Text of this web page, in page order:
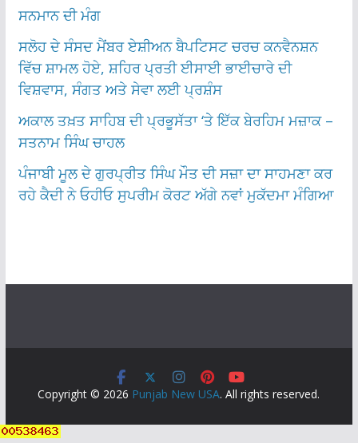
ਸਨਮਾਨ ਦੀ ਮੰਗ
ਸਲੋਹ ਦੇ ਸੰਸਦ ਮੈਂਬਰ ਏਸ਼ੀਅਨ ਬੈਪਟਿਸਟ ਚਰਚ ਕਨਵੈਨਸ਼ਨ
ਵਿੱਚ ਸ਼ਾਮਲ ਹੋਏ, ਸ਼ਹਿਰ ਪ੍ਰਤੀ ਈਸਾਈ ਭਾਈਚਾਰੇ ਦੀ
ਵਿਸ਼ਵਾਸ, ਸੰਗਤ ਅਤੇ ਸੇਵਾ ਲਈ ਪ੍ਰਸ਼ੰਸ
ਅਕਾਲ ਤਖ਼ਤ ਸਾਹਿਬ ਦੀ ਪ੍ਰਭੂਸੱਤਾ ‘ਤੇ ਇੱਕ ਬੇਰਹਿਮ ਮਜ਼ਾਕ –
ਸਤਨਾਮ ਸਿੰਘ ਚਾਹਲ
ਪੰਜਾਬੀ ਮੂਲ ਦੇ ਗੁਰਪ੍ਰੀਤ ਸਿੰਘ ਮੌਤ ਦੀ ਸਜ਼ਾ ਦਾ ਸਾਹਮਣਾ ਕਰ
ਰਹੇ ਕੈਦੀ ਨੇ ਓਹੀਓ ਸੁਪਰੀਮ ਕੋਰਟ ਅੱਗੇ ਨਵਾਂ ਮੁਕੱਦਮਾ ਮੰਗਿਆ
Copyright © 2026 Punjab New USA. All rights reserved.